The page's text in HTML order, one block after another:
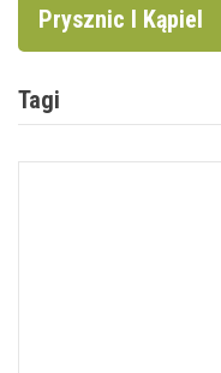
Prysznic I Kąpiel
Tagi